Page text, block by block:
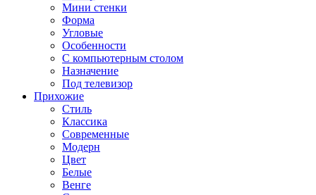
Мини стенки
Форма
Угловые
Особенности
С компьютерным столом
Назначение
Под телевизор
Прихожие
Стиль
Классика
Современные
Модерн
Цвет
Белые
Венге